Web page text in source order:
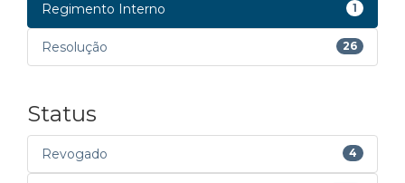
Regimento Interno 1
Resolução 26
Status
Revogado 4